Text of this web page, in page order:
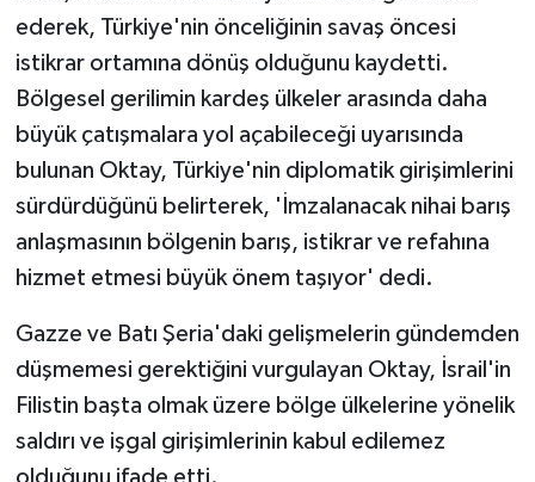
ederek, Türkiye'nin önceliğinin savaş öncesi
istikrar ortamına dönüş olduğunu kaydetti.
Bölgesel gerilimin kardeş ülkeler arasında daha
büyük çatışmalara yol açabileceği uyarısında
bulunan Oktay, Türkiye'nin diplomatik girişimlerini
sürdürdüğünü belirterek, 'İmzalanacak nihai barış
anlaşmasının bölgenin barış, istikrar ve refahına
hizmet etmesi büyük önem taşıyor' dedi.
Gazze ve Batı Şeria'daki gelişmelerin gündemden
düşmemesi gerektiğini vurgulayan Oktay, İsrail'in
Filistin başta olmak üzere bölge ülkelerine yönelik
saldırı ve işgal girişimlerinin kabul edilemez
olduğunu ifade etti.